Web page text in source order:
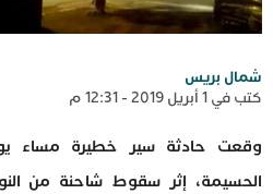
شمال بريس
كتب في 1 أبريل 2019 - 12:31 م
الحسيمة، إثر سقوط شاحنة من